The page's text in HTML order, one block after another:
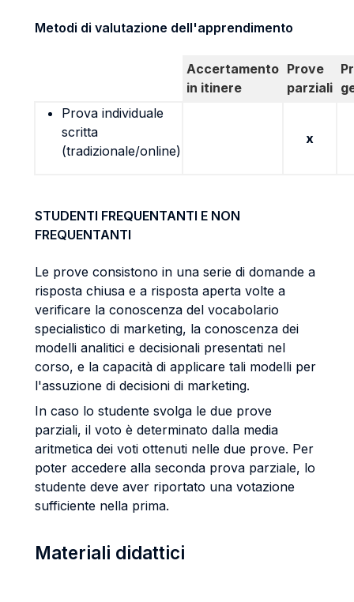
Metodi di valutazione dell'apprendimento
Accertamento
in itinere
Prove
parziali
Prova individuale
scritta
(tradizionale/online)
x
STUDENTI FREQUENTANTI E NON
FREQUENTANTI
Le prove consistono in una serie di domande a
risposta chiusa e a risposta aperta volte a
verificare la conoscenza del vocabolario
specialistico di marketing, la conoscenza dei
modelli analitici e decisionali presentati nel
corso, e la capacità di applicare tali modelli per
l'assuzione di decisioni di marketing.
In caso lo studente svolga le due prove
parziali, il voto è determinato dalla media
aritmetica dei voti ottenuti nelle due prove. Per
poter accedere alla seconda prova parziale, lo
studente deve aver riportato una votazione
sufficiente nella prima.
Materiali didattici